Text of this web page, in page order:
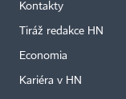
Kontakty
Tiráž redakce HN
Economia
Kariéra v HN